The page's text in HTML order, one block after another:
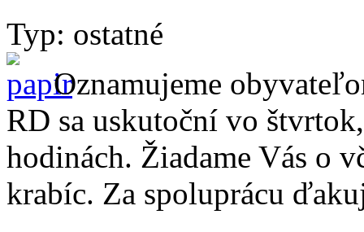
Typ: ostatné
Oznamujeme
RD sa uskutoční vo
hodinách. Žiadame Vás o
krabíc. Za spoluprácu